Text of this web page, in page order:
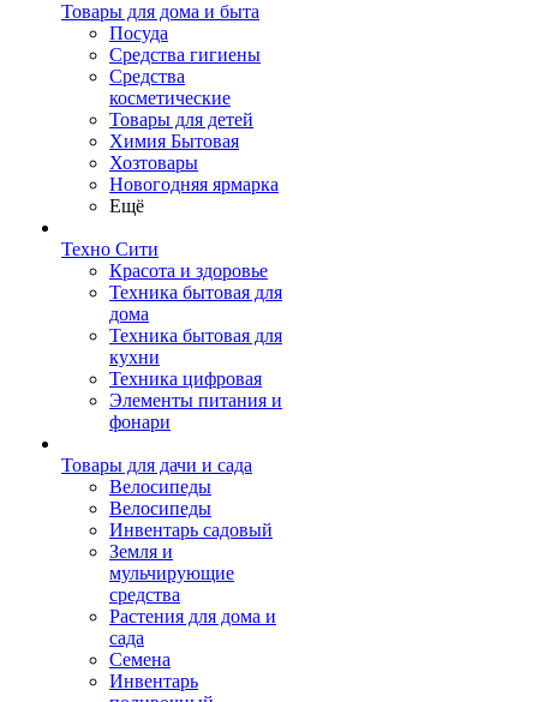
Товары для дома и быта
Посуда
Средства гигиены
Средства
косметические
Товары для детей
Химия Бытовая
Хозтовары
Новогодняя ярмарка
Ещё
Техно Сити
Красота и здоровье
Техника бытовая для
дома
Техника бытовая для
кухни
Техника цифровая
Элементы питания и
фонари
Товары для дачи и сада
Велосипеды
Велосипеды
Инвентарь садовый
Земля и
мульчирующие
средства
Растения для дома и
сада
Семена
Инвентарь